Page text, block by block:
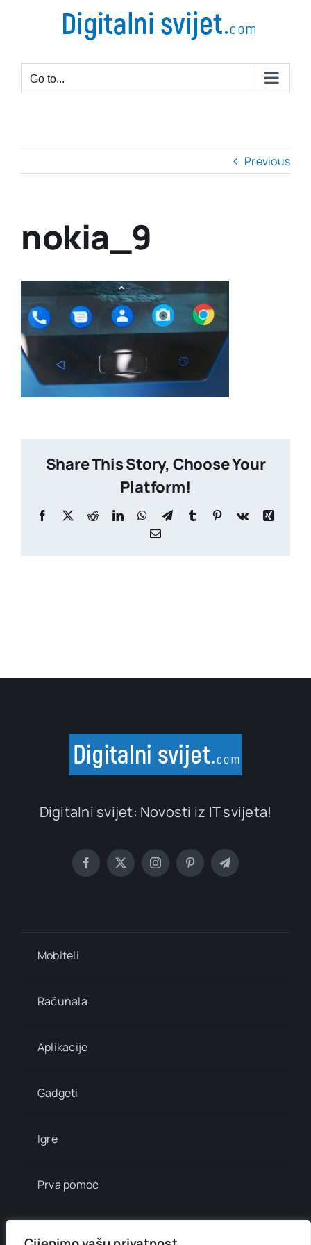
Go to...
Previous
nokia_9
Share This Story, Choose Your
Platform!
Facebook
X RedditLinkedInWhatsApp
TelegramTumblr Pinterest
Vk
Xing
Email
Digitalni svijet: Novosti iz IT svijeta!
Mobiteli
Računala
Aplikacije
Gadgeti
Igre
Prva pomoć